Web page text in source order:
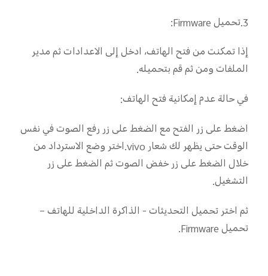
3.تحميل Firmware:
إذا تمكنت من فتح الهاتف، ادخل إلى الاعدادات ثم مدير
الملفات ومن ثم قم بتحميله.
في حالة عدم إمكانية فتح الهاتف:
اضغط على زر الفتح مع الضغط على زر رفع الصوت في نفس
الوقت حتى يظهر لك شعار vivo.اختر وضع الاسترداد من
خلال الضغط على زر خفض الصوت ثم الضغط على زر
التشغيل.
ثم اختر تحميل التحديثات - الذاكرة الداخلية للهاتف –
تحميل Firmware.